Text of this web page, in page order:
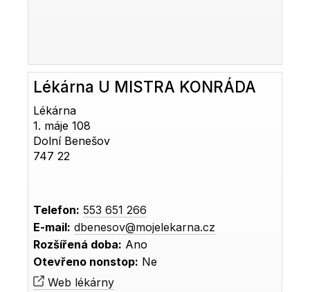
Lékárna U MISTRA KONRÁDA
Lékárna
1. máje 108
Dolní Benešov
747 22
Telefon: 553 651 266
E-mail: dbenesov@mojelekarna.cz
Rozšířená doba: Ano
Otevřeno nonstop: Ne
Web lékárny